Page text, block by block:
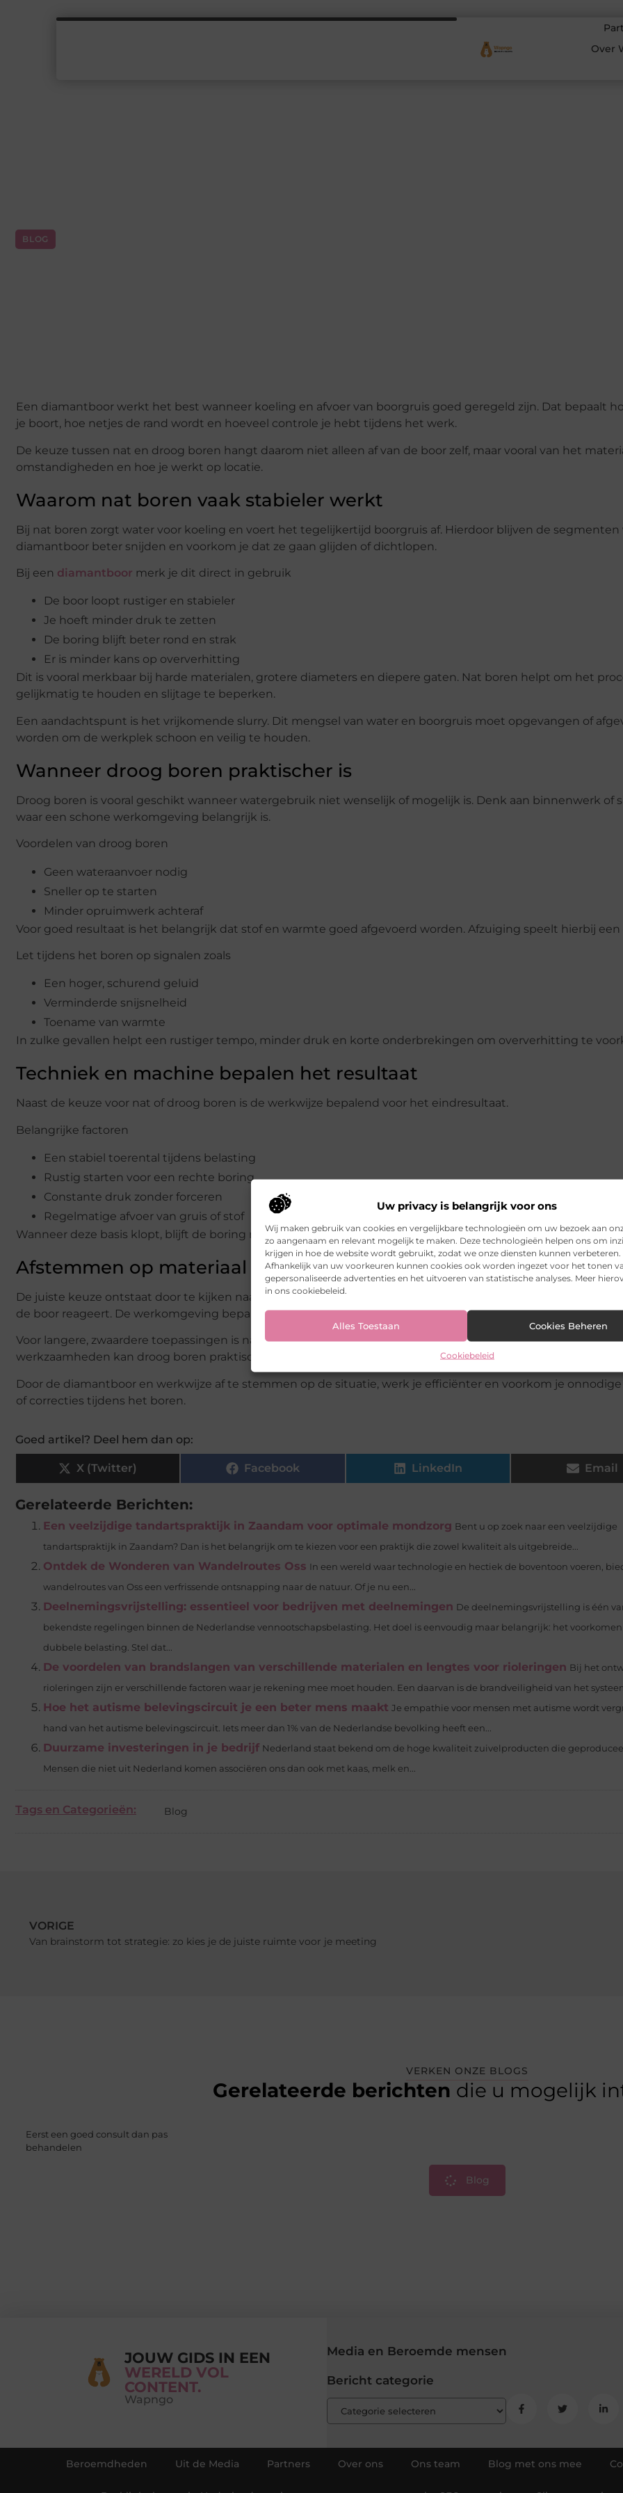
Uw privacy is belangrijk voor ons
Wij maken gebruik van cookies en vergelijkbare technologieën om uw bezoek aan
zo aangenaam en relevant mogelijk te maken. Deze technologieën helpen ons om
krijgen in hoe de website wordt gebruikt, zodat we onze diensten kunnen verbeteren.
Afhankelijk van uw voorkeuren kunnen cookies ook worden ingezet voor het tonen
gepersonaliseerde advertenties en het uitvoeren van statistische analyses. Meer
in ons cookiebeleid.
Alles Toestaan Cookies Beheren
Cookiebeleid
Over
BLOG
Een diamantboor werkt het best wanneer koeling en afvoer van boorgruis goed geregeld zijn. Dat bepaalt
je boort, hoe netjes de rand wordt en hoeveel controle je hebt tijdens het werk.
De keuze tussen nat en droog boren hangt daarom niet alleen af van de boor zelf, maar vooral van het
omstandigheden en hoe je werkt op locatie.
Waarom nat boren vaak stabieler werkt
Bij nat boren zorgt water voor koeling en voert het tegelijkertijd boorgruis af. Hierdoor blijven de segmenten
diamantboor beter snijden en voorkom je dat ze gaan glijden of dichtlopen.
Bij een diamantboor merk je dit direct in gebruik
De boor loopt rustiger en stabieler
Je hoeft minder druk te zetten
De boring blijft beter rond en strak
Er is minder kans op oververhitting
Dit is vooral merkbaar bij harde materialen, grotere diameters en diepere gaten. Nat boren helpt om het
gelijkmatig te houden en slijtage te beperken.
Een aandachtspunt is het vrijkomende slurry. Dit mengsel van water en boorgruis moet opgevangen of
worden om de werkplek schoon en veilig te houden.
Wanneer droog boren praktischer is
Droog boren is vooral geschikt wanneer watergebruik niet wenselijk of mogelijk is. Denk aan binnenwerk of
waar een schone werkomgeving belangrijk is.
Voordelen van droog boren
Geen wateraanvoer nodig
Sneller op te starten
Minder opruimwerk achteraf
Voor goed resultaat is het belangrijk dat stof en warmte goed afgevoerd worden. Afzuiging speelt hierbij een
Let tijdens het boren op signalen zoals
Een hoger, schurend geluid
Verminderde snijsnelheid
Toename van warmte
In zulke gevallen helpt een rustiger tempo, minder druk en korte onderbrekingen om oververhitting te
Techniek en machine bepalen het resultaat
Naast de keuze voor nat of droog boren is de werkwijze bepalend voor het eindresultaat.
Belangrijke factoren
Een stabiel toerental tijdens belasting
Rustig starten voor een rechte boring
Constante druk zonder forceren
Regelmatige afvoer van gruis of stof
Wanneer deze basis klopt, blijft de boring nauwkeurig en voorkom je schade aan materiaal of gereedschap.
Afstemmen op materiaal en werkomgeving
De juiste keuze ontstaat door te kijken naar het totaalplaatje. Het materiaal bepaalt hoeveel warmte ontstaat
de boor reageert. De werkomgeving bepaalt of watergebruik praktisch is.
Voor langere, zwaardere toepassingen is nat boren vaak de meest stabiele keuze. Voor kortere of meer
werkzaamheden kan droog boren praktischer zijn, mits warmte en stof goed beheerst worden.
Door de diamantboor en werkwijze af te stemmen op de situatie, werk je efficiënter en voorkom je
of correcties tijdens het boren.
Goed artikel? Deel hem dan op:
X (Twitter) Facebook LinkedIn Email
Gerelateerde Berichten:
Een veelzijdige tandartspraktijk in Zaandam voor optimale mondzorg Bent u op zoek naar een veelzijdige
tandartspraktijk in Zaandam? Dan is het belangrijk om te kiezen voor een praktijk die zowel kwaliteit als uitgebreide...
Ontdek de Wonderen van Wandelroutes Oss In een wereld waar technologie en hectiek de boventoon voeren,
wandelroutes van Oss een verfrissende ontsnapping naar de natuur. Of je nu een...
Deelnemingsvrijstelling: essentieel voor bedrijven met deelnemingen De deelnemingsvrijstelling is één
bekendste regelingen binnen de Nederlandse vennootschapsbelasting. Het doel is eenvoudig maar belangrijk: het voorkomen
dubbele belasting. Stel dat...
De voordelen van brandslangen van verschillende materialen en lengtes voor rioleringen Bij het
rioleringen zijn er verschillende factoren waar je rekening mee moet houden. Een daarvan is de brandveiligheid van het
Hoe het autisme belevingscircuit je een beter mens maakt Je empathie voor mensen met autisme wordt
hand van het autisme belevingscircuit. Iets meer dan 1% van de Nederlandse bevolking heeft een...
Duurzame investeringen in je bedrijf Nederland staat bekend om de hoge kwaliteit zuivelproducten die
Mensen die niet uit Nederland komen associëren ons dan ook met kaas, melk en...
Tags en Categorieën: Blog
VORIGE
Van brainstorm tot strategie: zo kies je de juiste ruimte voor je meeting
VERKEN ONZE BLOGS
Gerelateerde berichten die u mogelijk
Eerst een goed consult dan pas
behandelen
Blog
JOUW GIDS IN EEN
WERELD VOL
CONTENT.
Wapngo
Media en Beroemde mensen
Bericht categorie
Beroemdheden Uit de Media Partners Over ons Ons team Blog met ons mee